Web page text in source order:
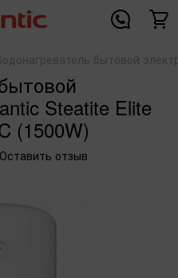
бытовой
Steatite Elite
(1500W)
Оставить отзыв